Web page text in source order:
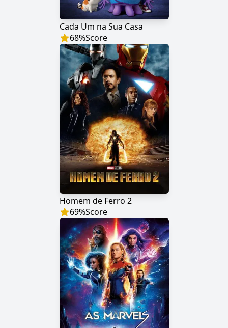
Cada Um na Sua Casa
68%Score
Homem de Ferro 2
69%Score